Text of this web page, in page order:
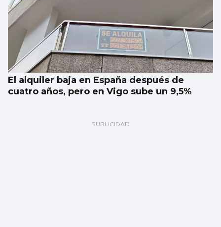
El alquiler baja en España después de
cuatro años, pero en Vigo sube un 9,5%